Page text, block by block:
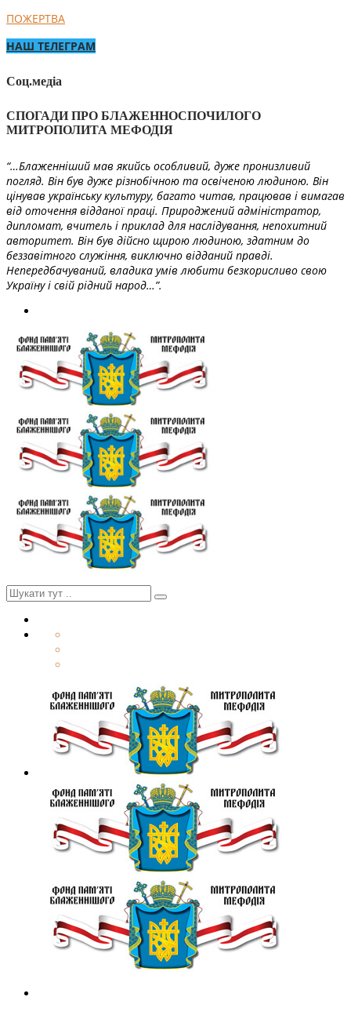
ПОЖЕРТВА
НАШ ТЕЛЕГРАМ
Соц.медіа
СПОГАДИ ПРО БЛАЖЕННОСПОЧИЛОГО
МИТРОПОЛИТА МЕФОДІЯ
“…Блаженніший мав якийсь особливий, дуже пронизливий
погляд. Він був дуже різнобічною та освіченою людиною. Він
цінував українську культуру, багато читав, працював і вимагав
від оточення відданої праці. Природжений адміністратор,
дипломат, вчитель і приклад для наслідування, непохитний
авторитет. Він був дійсно щирою людиною, здатним до
беззавітного служіння, виключно відданий правді.
Непередбачуваний, владика умів любити безкорисливо свою
Україну і свій рідний народ…”.